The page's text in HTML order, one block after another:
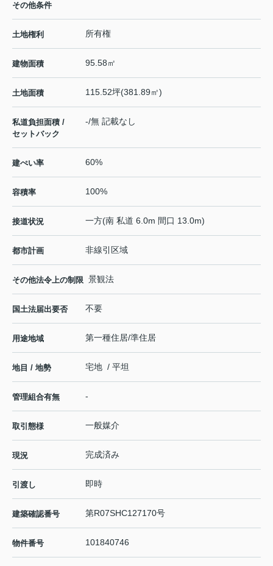
その他条件
土地権利 所有権
建物面積 95.58㎡
土地面積 115.52坪(381.89㎡)
私道負担面積 /
セットバック
-/無 記載なし
建ぺい率 60%
容積率 100%
接道状況 一方(南 私道 6.0m 間口 13.0m)
都市計画 非線引区域
その他法令上の制限 景観法
国土法届出要否 不要
用途地域 第一種住居/準住居
地目 / 地勢 宅地 / 平坦
管理組合有無 -
取引態様 一般媒介
現況 完成済み
引渡し 即時
建築確認番号 第R07SHC127170号
物件番号 101840746